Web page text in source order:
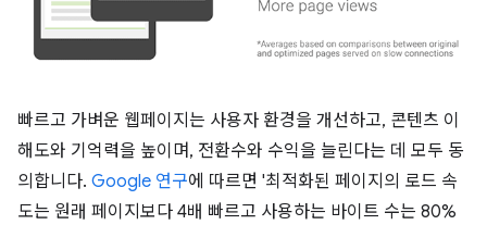
빠르고 가벼운 웹페이지는 사용자 환경을 개선하고, 콘텐츠 이
해도와 기억력을 높이며, 전환수와 수익을 늘린다는 데 모두 동
의합니다. Google 연구에 따르면 '최적화된 페이지의 로드 속
도는 원래 페이지보다 4배 빠르고 사용하는 바이트 수는 80%